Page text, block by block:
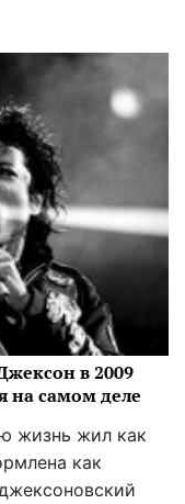
в 2009
на самом деле
жизнь жил как
как